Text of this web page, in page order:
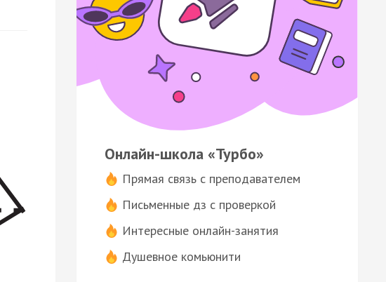
Онлайн-школа «Турбо»
Прямая связь с преподавателем
Письменные дз с проверкой
Интересные онлайн-занятия
Душевное комьюнити